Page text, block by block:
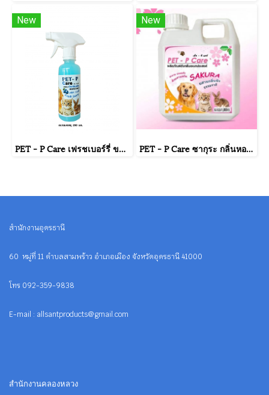
New
PET - P Care เฟรชเบอร์รี่ ขนาดบรรจุ 250 มล.พร้อมใช้งาน
New
PET - P Care ซากุระ กลิ่นหอมสดชื่น
สำนักงานอุดรธานี
60 หมู่ที่ 11 ตำบลสามพร้าว อำเภอเมือง จังหวัดอุดรธานี 41000
โทร 092-359-9838
E-mail : allsantproducts@gmail.com
สำนักงานคลองหลวง